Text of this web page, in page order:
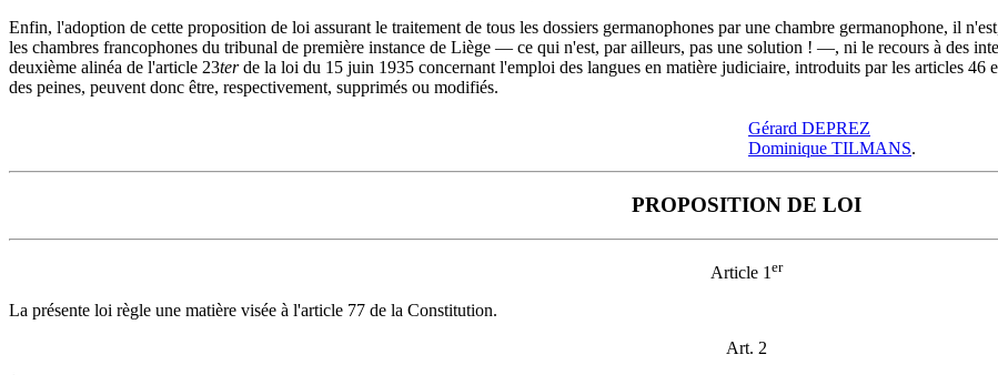
Enfin, l'adoption de cette proposition de loi assurant le traitement de tous les dossiers germanophones par une chambre germanophone, il
les chambres francophones du tribunal de première instance de Liège — ce qui n'est, par ailleurs, pas une solution ! —, ni le recours à des
deuxième alinéa de l'article 23terde la loi du 15 juin 1935 concernant l'emploi des langues en matière judiciaire, introduits par les articles
des peines, peuvent donc être, respectivement, supprimés ou modifiés.
Gérard DEPREZ
Dominique TILMANS.
PROPOSITION DE LOI
Article 1er
La présente loi règle une matière visée à l'article 77 de la Constitution.
Art. 2